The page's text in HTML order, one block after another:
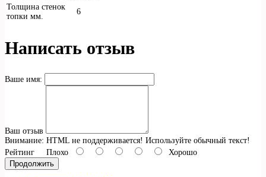
Толщина стенок
топки мм.
6
Написать отзыв
Ваше имя:
Ваш отзыв
Внимание: HTML не поддерживается! Используйте обычный текст!
Рейтинг Плохо
Хорошо
Продолжить